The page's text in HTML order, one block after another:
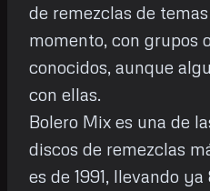
de remezclas de
momento, con grupos
conocidos, aunque
con ellas.
Bolero Mix es una de
discos de remezclas
es de 1991, llevando